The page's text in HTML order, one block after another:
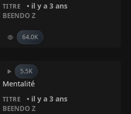
TITRE • il y a 3 ans
BEENDO Z
64.0K
5.5K
Mentalité
TITRE • il y a 3 ans
BEENDO Z